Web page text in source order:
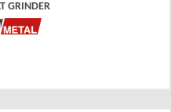
GRINDER